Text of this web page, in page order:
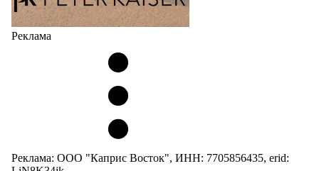
Реклама
Реклама: ООО "Каприс Восток", ИНН: 7705856435, erid: